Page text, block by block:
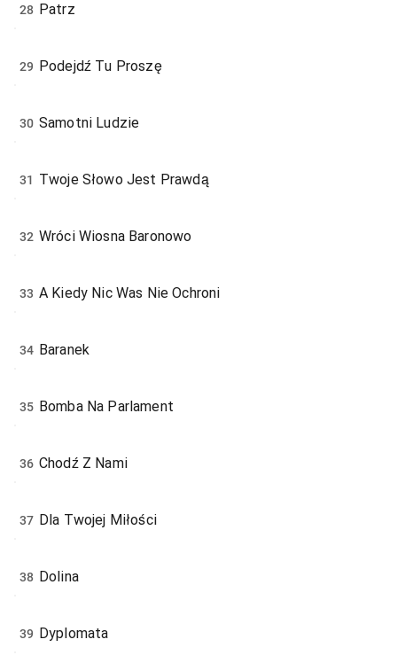
28 Patrz
29 Podejdź Tu Proszę
30 Samotni Ludzie
31 Twoje Słowo Jest Prawdą
32 Wróci Wiosna Baronowo
33 A Kiedy Nic Was Nie Ochroni
34 Baranek
35 Bomba Na Parlament
36 Chodź Z Nami
37 Dla Twojej Miłości
38 Dolina
39 Dyplomata